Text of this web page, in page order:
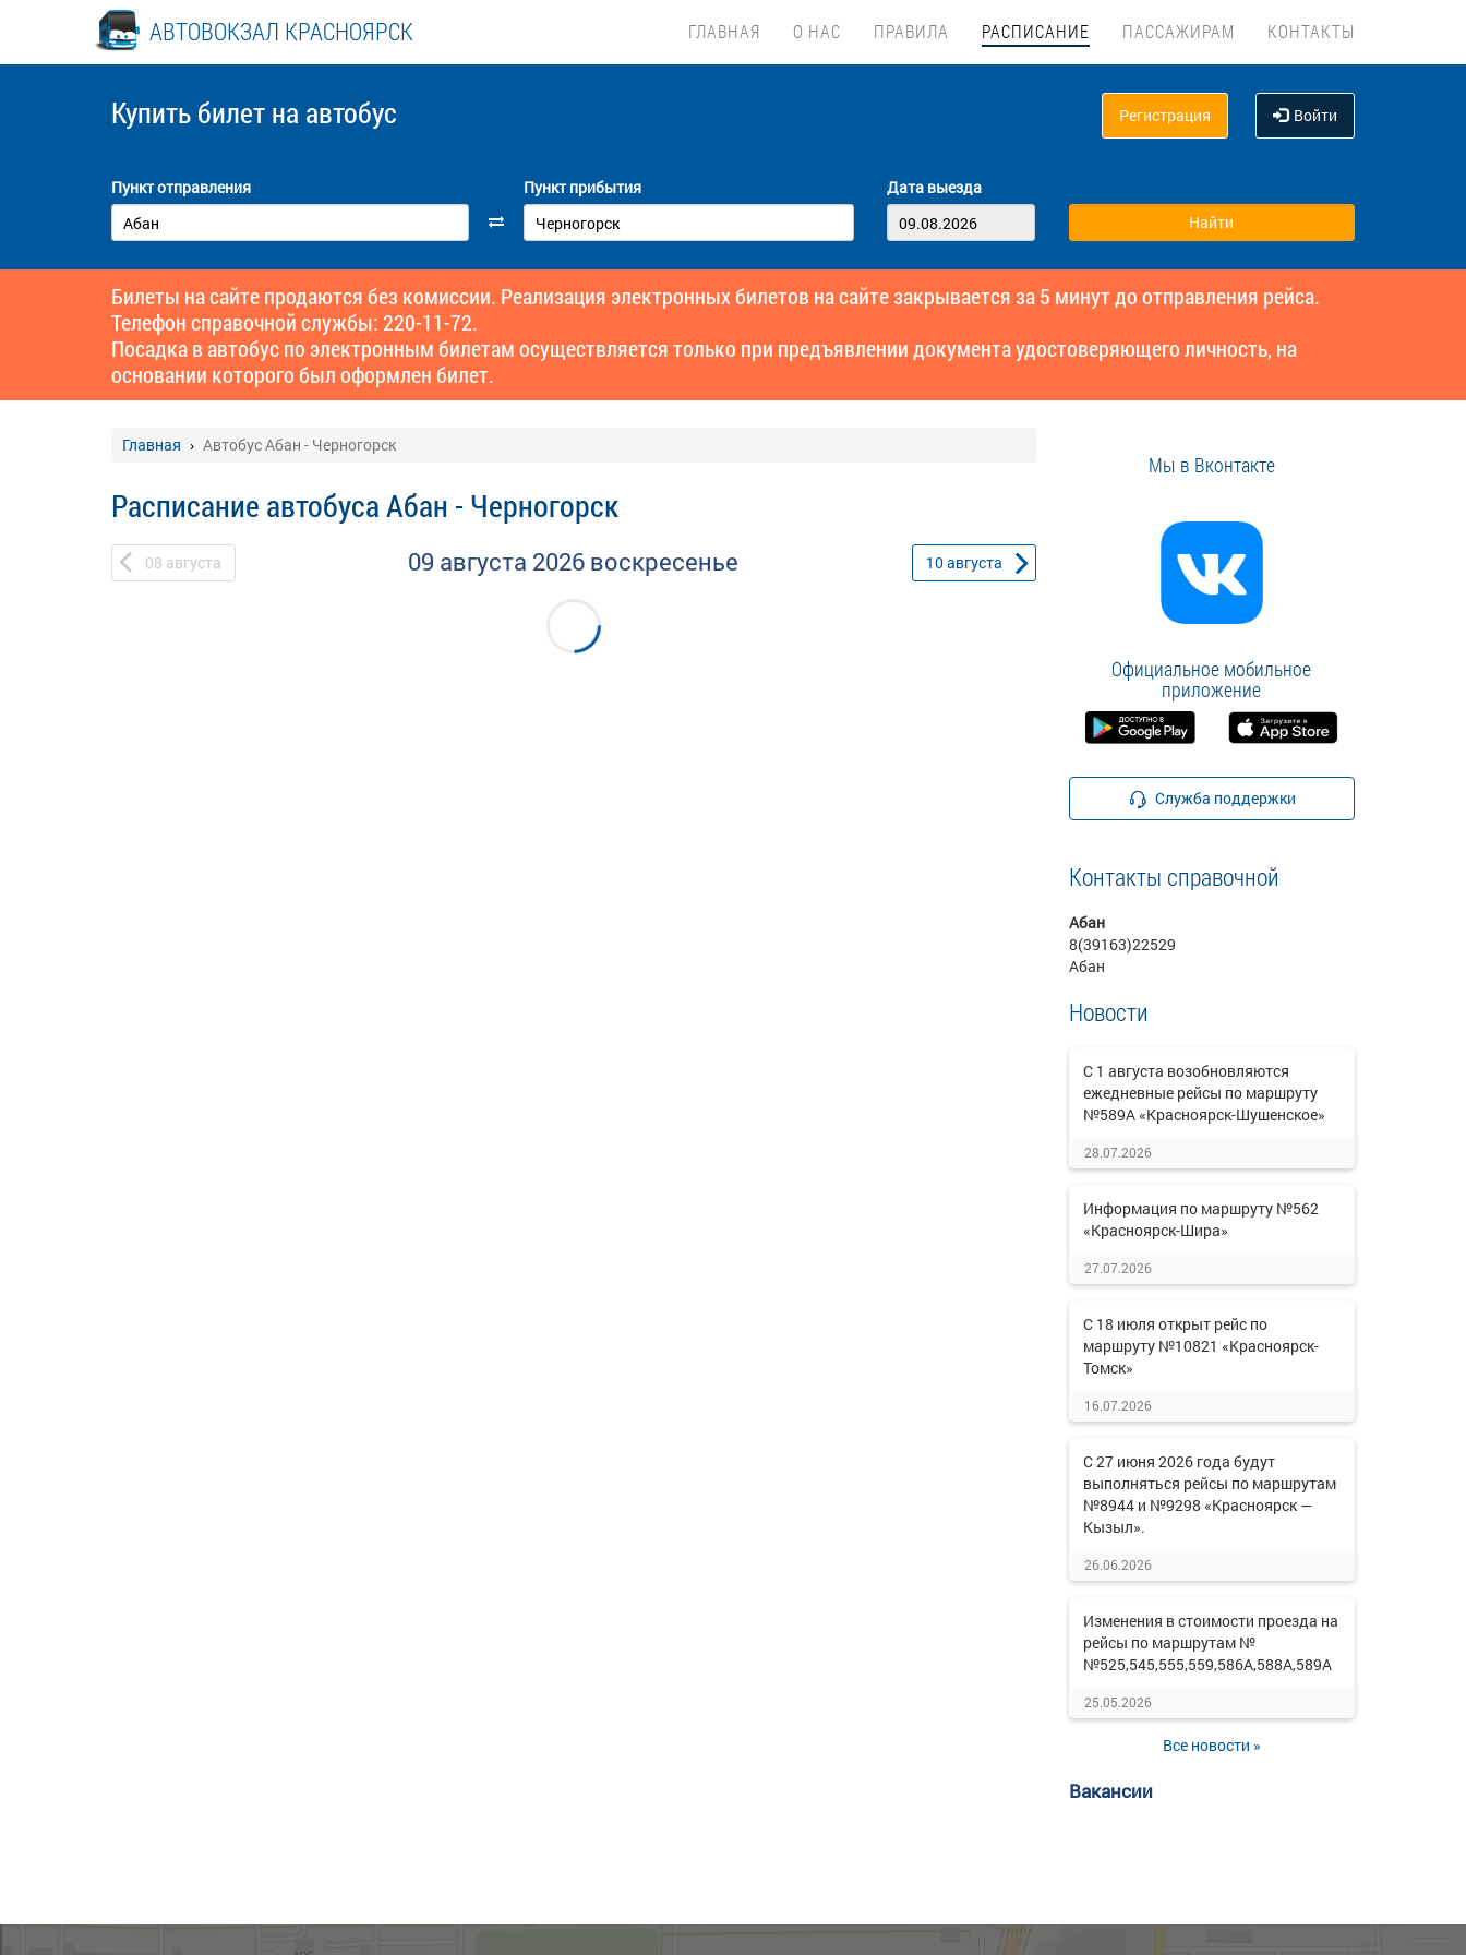
АВТОВОКЗАЛ КРАСНОЯРСК ГЛАВНАЯ О НАС ПРАВИЛА РАСПИСАНИЕ ПАССАЖИРАМ КОНТАКТЫ
Купить билет на автобус Регистрация Войти
Пункт отправления Пункт прибытия Дата выезда
Билеты на сайте продаются без комиссии. Реализация электронных билетов на сайте закрывается за 5 минут до отправления рейса.
Телефон справочной службы: 220-11-72.
Посадка в автобус по электронным билетам осуществляется только при предъявлении документа удостоверяющего личность, на
основании которого был оформлен билет.
Главная Автобус Абан - Черногорск
Расписание автобуса Абан - Черногорск
08 августа 09 августа 2026 воскресенье 10августа
Мы в Вконтакте
Официальное мобильное
приложение
Служба поддержки
Контакты справочной
Абан
8(39163)22529
Абан
Новости
С 1 августа возобновляются
ежедневные рейсы по маршруту
№589А «Красноярск-Шушенское»
28.07.2026
Информация по маршруту №562
«Красноярск-Шира»
27.07.2026
С 18 июля открыт рейс по
маршруту №10821 «Красноярск-
Томск»
16.07.2026
С 27 июня 2026 года будут
выполняться рейсы по маршрутам
№8944 и №9298 «Красноярск —
Кызыл».
26.06.2026
Изменения в стоимости проезда на
рейсы по маршрутам №
№525,545,555,559,586А,588А,589А
25.05.2026
Все новости »
Вакансии